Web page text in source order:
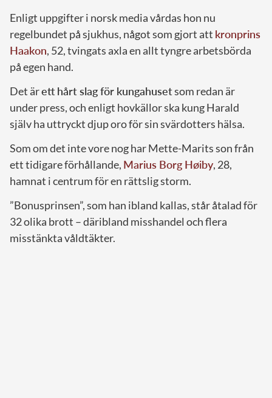
Enligt uppgifter i norsk media vårdas hon nu
regelbundet på sjukhus, något som gjort att kronprins
Haakon, 52, tvingats axla en allt tyngre arbetsbörda
på egen hand.
Det ärett hårt slag för kungahusetsom redan är
under press, och enligt hovkällor ska kung Harald
själv ha uttryckt djup oro för sin svärdotters hälsa.
Som om det inte vore nog har Mette-Marits son från
ett tidigare förhållande, Marius Borg Høiby, 28,
hamnat i centrum för en rättslig storm.
”Bonusprinsen”, som han ibland kallas, står åtalad för
32 olika brott – däribland misshandel och flera
misstänkta våldtäkter.